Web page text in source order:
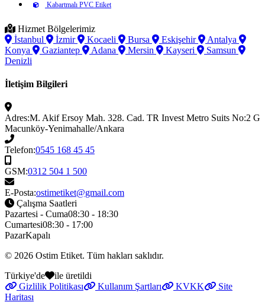
Kabartmalı PVC Etiket
Hizmet Bölgelerimiz
İstanbul
İzmir Kocaeli Bursa Eskişehir
Antalya
Konya
Gaziantep Adana Mersin Kayseri
Samsun
Denizli
İletişim Bilgileri
Adres:M. Akif Ersoy Mah. 328. Cad. TR Invest Metro Suits No:2 G
Macunköy-Yenimahalle/Ankara
Telefon:0545 168 45 45
GSM:0312 504 1 500
E-Posta:ostimetiket@gmail.com
Çalışma Saatleri
Pazartesi - Cuma08:30 - 18:30
Cumartesi08:30 - 17:00
PazarKapalı
© 2026 Ostim Etiket. Tüm hakları saklıdır.
Türkiye'de
ile üretildi
Gizlilik Politikası
Kullanım Şartları KVKK
Site
Haritası